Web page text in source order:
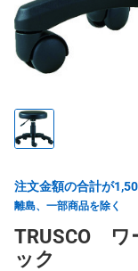
注文金額の合計が
離島、一部商品を除く
TRUSCO
ック